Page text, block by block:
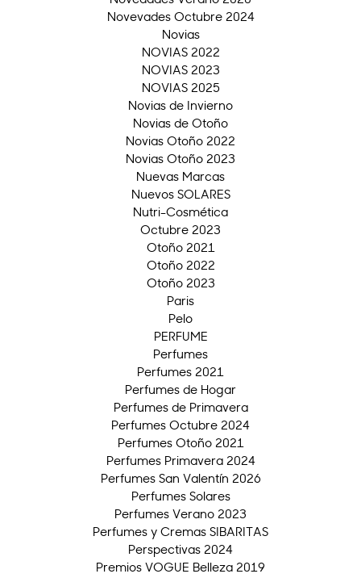
Novevades Octubre 2024
Novias
NOVIAS 2022
NOVIAS 2023
NOVIAS 2025
Novias de Invierno
Novias de Otoño
Novias Otoño 2022
Novias Otoño 2023
Nuevas Marcas
Nuevos SOLARES
Nutri-Cosmética
Octubre 2023
Otoño 2021
Otoño 2022
Otoño 2023
Paris
Pelo
PERFUME
Perfumes
Perfumes 2021
Perfumes de Hogar
Perfumes de Primavera
Perfumes Octubre 2024
Perfumes Otoño 2021
Perfumes Primavera 2024
Perfumes San Valentín 2026
Perfumes Solares
Perfumes Verano 2023
Perfumes y Cremas SIBARITAS
Perspectivas 2024
Premios VOGUE Belleza 2019